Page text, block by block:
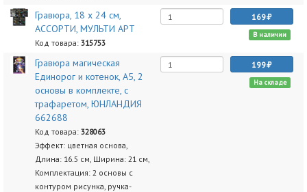
Гравюра, 18 х 24 см,
АССОРТИ, МУЛЬТИ АРТ
Код товара: 315753
169
В наличии
Гравюра магическая
Единорог и котенок, А5, 2
основы в комплекте, с
трафаретом, ЮНЛАНДИЯ
662688
Код товара: 328063
Эффект: цветная основа,
Длина: 16.5 см, Ширина: 21 см,
Комплектация: 2 основы с
контуром рисунка, ручка-
199
На складе